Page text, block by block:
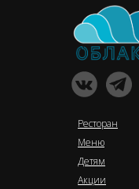
Ресторан
Меню
Детям
Акции